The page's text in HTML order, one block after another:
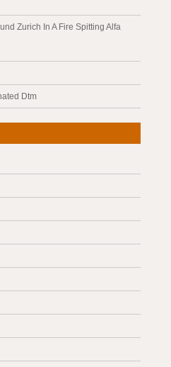
Zurich In A Fire Spitting Alfa
Dtm